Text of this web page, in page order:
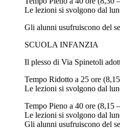
Le lezioni si svolgono dal
Gli alunni usufruiscono del
SCUOLA INFANZIA
Il plesso di Via Spinetoli
Tempo Ridotto a 25 ore
Le lezioni si svolgono dal
Tempo Pieno a 40 ore (8,15
Le lezioni si svolgono dal
Gli alunni usufruiscono del